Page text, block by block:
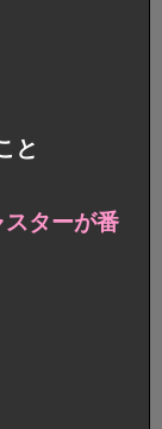
と
スターが番